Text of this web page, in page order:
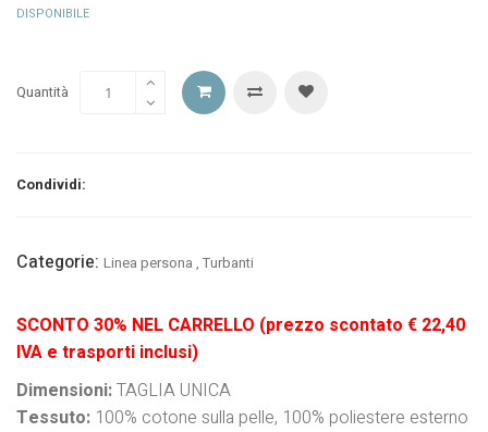
DISPONIBILE
Quantità
Condividi:
Categorie: Linea persona , Turbanti
SCONTO 30% NEL CARRELLO (prezzo scontato € 22,40
IVA e trasporti inclusi)
Dimensioni:TAGLIA UNICA
Tessuto: 100% cotone sulla pelle, 100% poliestere esterno